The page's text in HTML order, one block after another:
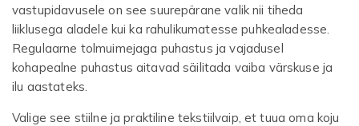
vastupidavusele on see suurepärane valik nii tiheda
liiklusega aladele kui ka rahulikumatesse puhkealadesse.
Regulaarne tolmuimejaga puhastus ja vajadusel
kohapealne puhastus aitavad säilitada vaiba värskuse ja
ilu aastateks.
Valige see stiilne ja praktiline tekstiilvaip, et tuua oma koju